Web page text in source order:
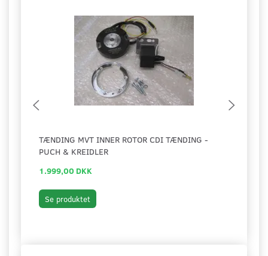
TÆNDING MVT INNER ROTOR CDI TÆNDING -
PUCH & KREIDLER
1.999,00 DKK
Se produktet